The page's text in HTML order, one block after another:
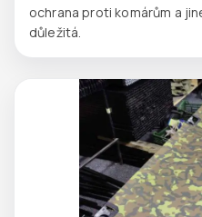
ochrana proti komárům a
důležitá.